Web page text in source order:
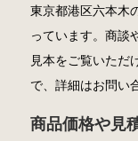
東京都港区六本木
っています。商談
見本をご覧いただ
で、詳細はお問い
商品価格や見